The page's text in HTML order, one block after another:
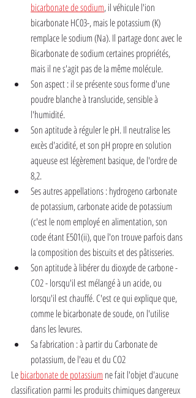
bicarbonate de sodium, il véhicule l'ion
bicarbonate HC03-, mais le potassium (K)
remplace le sodium (Na). Il partage donc avec le
Bicarbonate de sodium certaines propriétés,
mais il ne s'agit pas de la même molécule.
Son aspect : il se présente sous forme d'une
poudre blanche à translucide, sensible à
l'humidité.
Son aptitude à réguler le pH. Il neutralise les
excès d'acidité, et son pH propre en solution
aqueuse est légèrement basique, de l'ordre de
8,2.
Ses autres appellations : hydrogeno carbonate
de potassium, carbonate acide de potassium
(c'est le nom employé en alimentation, son
code étant E501(ii), que l'on trouve parfois dans
la composition des biscuits et des pâtisseries.
Son aptitude à libérer du dioxyde de carbone -
CO2 - lorsqu'il est mélangé à un acide, ou
lorsqu'il est chauffé. C'est ce qui explique que,
comme le bicarbonate de soude, on l'utilise
dans les levures.
Sa fabrication : à partir du Carbonate de
potassium, de l'eau et du CO2
Le bicarbonate de potassium ne fait l'objet d'aucune
classification parmi les produits chimiques dangereux